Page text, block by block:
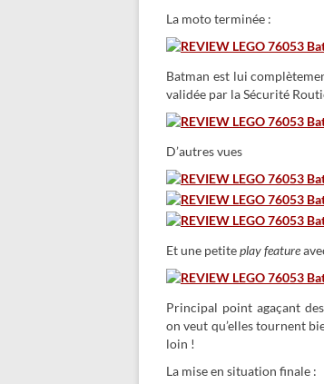
La moto terminée :
Batman est lui
validée par la Sécurité
D’autres vues
Et une petiteplay feature
Principal point agaçant
on veut qu’elles tournent
loin !
La mise en situation finale :